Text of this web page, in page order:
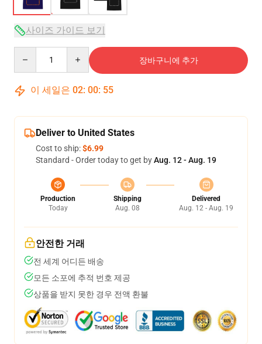
사이즈 가이드 보기
장바구니에 추가
이 세일은 02: 00: 54
Deliver to United States
Cost to ship:$6.99
Standard - Order today to get byAug. 12 - Aug. 19
Production
Today
Shipping
Aug. 08
Delivered
Aug. 12 - Aug. 19
안전한 거래
전 세계 어디든 배송
모든 소포에 추적 번호 제공
상품을 받지 못한 경우 전액 환불